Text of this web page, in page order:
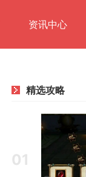
资讯中心
精选攻略
01